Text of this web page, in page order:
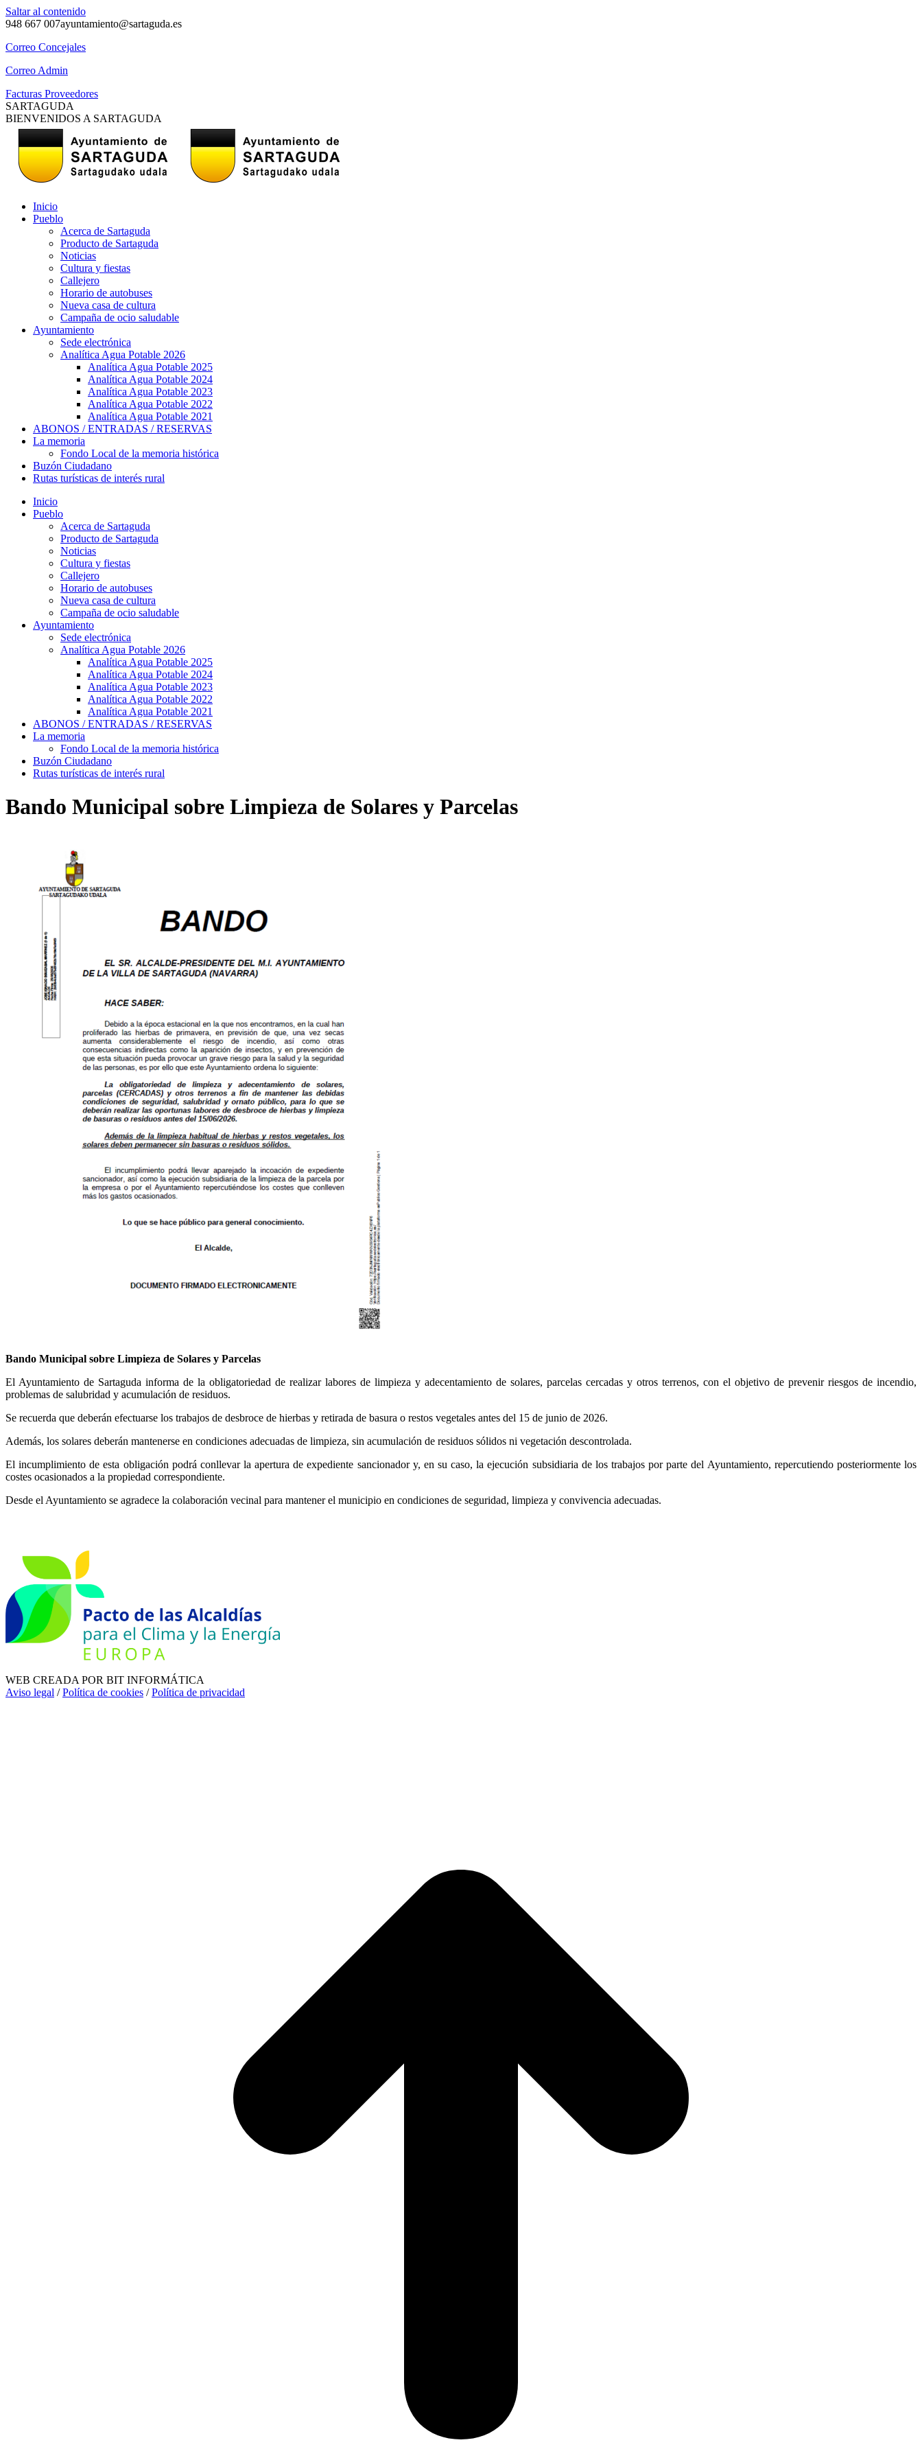
Saltar al contenido
948 667 007ayuntamiento@sartaguda.es
Correo Concejales
Correo Admin
Facturas Proveedores
SARTAGUDA
BIENVENIDOS A SARTAGUDA
Inicio
Pueblo
Acerca de Sartaguda
Producto de Sartaguda
Noticias
Cultura y fiestas
Callejero
Horario de autobuses
Nueva casa de cultura
Campaña de ocio saludable
Ayuntamiento
Sede electrónica
Analítica Agua Potable 2026
Analítica Agua Potable 2025
Analítica Agua Potable 2024
Analítica Agua Potable 2023
Analítica Agua Potable 2022
Analítica Agua Potable 2021
ABONOS / ENTRADAS / RESERVAS
La memoria
Fondo Local de la memoria histórica
Buzón Ciudadano
Rutas turísticas de interés rural
Inicio
Pueblo
Acerca de Sartaguda
Producto de Sartaguda
Noticias
Cultura y fiestas
Callejero
Horario de autobuses
Nueva casa de cultura
Campaña de ocio saludable
Ayuntamiento
Sede electrónica
Analítica Agua Potable 2026
Analítica Agua Potable 2025
Analítica Agua Potable 2024
Analítica Agua Potable 2023
Analítica Agua Potable 2022
Analítica Agua Potable 2021
ABONOS / ENTRADAS / RESERVAS
La memoria
Fondo Local de la memoria histórica
Buzón Ciudadano
Rutas turísticas de interés rural
Bando Municipal sobre Limpieza de Solares y Parcelas
Bando Municipal sobre Limpieza de Solares y Parcelas
El Ayuntamiento de Sartaguda informa de la obligatoriedad de realizar labores de limpieza y adecentamiento de solares, parcelas cercadas y otros terrenos, con el objetivo de prevenir riesgos de incendio,
problemas de salubridad y acumulación de residuos.
Se recuerda que deberán efectuarse los trabajos de desbroce de hierbas y retirada de basura o restos vegetales antes del 15 de junio de 2026.
Además, los solares deberán mantenerse en condiciones adecuadas de limpieza, sin acumulación de residuos sólidos ni vegetación descontrolada.
El incumplimiento de esta obligación podrá conllevar la apertura de expediente sancionador y, en su caso, la ejecución subsidiaria de los trabajos por parte del Ayuntamiento, repercutiendo posteriormente los
costes ocasionados a la propiedad correspondiente.
Desde el Ayuntamiento se agradece la colaboración vecinal para mantener el municipio en condiciones de seguridad, limpieza y convivencia adecuadas.
WEB CREADA POR BIT INFORMÁTICA
Aviso legal /Política de cookies /Política de privacidad